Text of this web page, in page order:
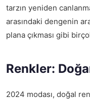
tarzın yeniden
arasındaki dengenin
plana çıkması gibi
Renkler:
2024 modası, doğal